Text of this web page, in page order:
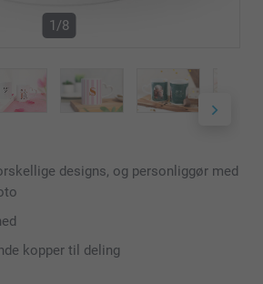
1/8
designs, og personliggør med
kopper til deling